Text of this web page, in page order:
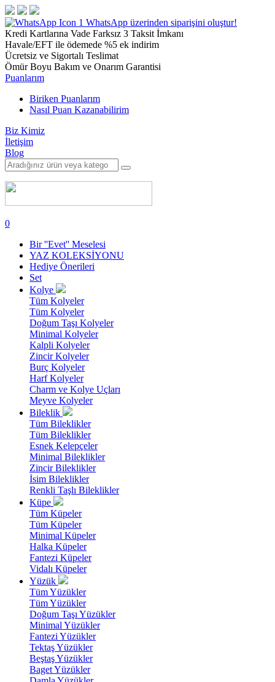
1 WhatsApp üzerinden siparişini oluştur!
Kredi Kartlarına Vade Farksız 3 Taksit İmkanı
Havale/EFT ile ödemede %5 ek indirim
Ücretsiz ve Sigortalı Teslimat
Ömür Boyu Bakım ve Onarım Garantisi
Puanlarım
Biriken Puanlarım
Nasıl Puan Kazanabilirim
Biz Kimiz
İletişim
Blog
0
Bir ''Evet'' Meselesi
YAZ KOLEKSİYONU
Hediye Önerileri
Set
Kolye
Tüm Kolyeler
Tüm Kolyeler
Doğum Taşı Kolyeler
Minimal Kolyeler
Kalpli Kolyeler
Zincir Kolyeler
Burç Kolyeler
Harf Kolyeler
Charm ve Kolye Uçları
Meyve Kolyeler
Bileklik
Tüm Bileklikler
Tüm Bileklikler
Esnek Kelepçeler
Minimal Bileklikler
Zincir Bileklikler
İsim Bileklikler
Renkli Taşlı Bileklikler
Küpe
Tüm Küpeler
Tüm Küpeler
Minimal Küpeler
Halka Küpeler
Fantezi Küpeler
Vidalı Küpeler
Yüzük
Tüm Yüzükler
Tüm Yüzükler
Doğum Taşı Yüzükler
Minimal Yüzükler
Fantezi Yüzükler
Tektaş Yüzükler
Beştaş Yüzükler
Baget Yüzükler